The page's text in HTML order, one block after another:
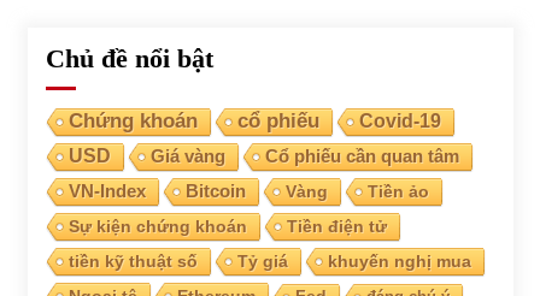
Chủ đề nổi bật
Chứng khoán cổ phiếu
Covid-19
USD
Giá vàng Cổ phiếu cần quan tâm
VN-Index Bitcoin Vàng
Tiền ảo
Sự kiện chứng khoán
Tiền điện tử
tiền kỹ thuật số
Tỷ giá
khuyến nghị mua